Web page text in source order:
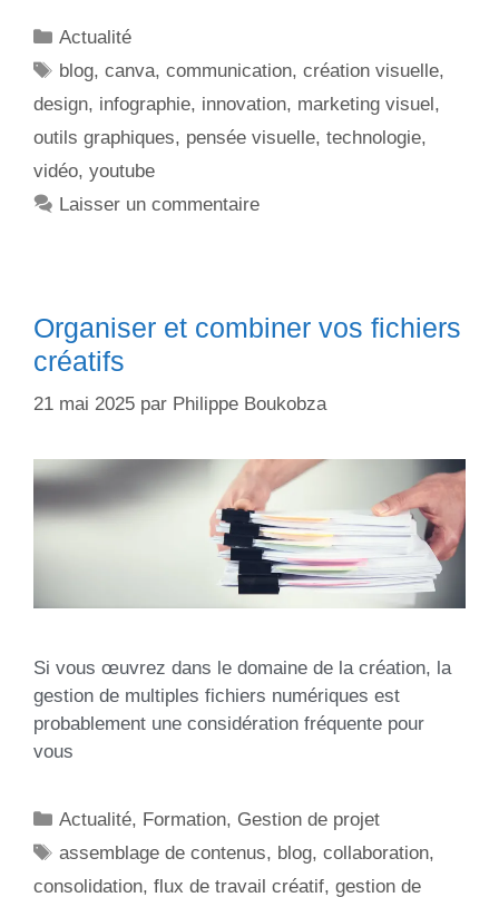
Actualité
blog,canva,communication,création visuelle,
design, infographie, innovation, marketing visuel,
outils graphiques, pensée visuelle, technologie,
vidéo, youtube
Laisser un commentaire
Organiser et combiner vos fichiers
créatifs
21 mai 2025 par Philippe Boukobza
Si vous œuvrez dans le domaine de la création, la
gestion de multiples fichiers numériques est
probablement une considération fréquente pour
vous
Actualité, Formation, Gestion de projet
assemblage de contenus, blog,collaboration,
consolidation, flux de travail créatif, gestion de